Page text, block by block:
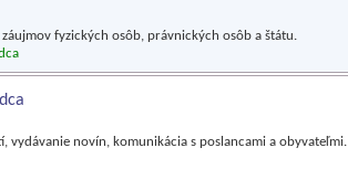
fyzických osôb, právnických osôb a štátu.
vydávanie novín, komunikácia s poslancami a obyvateľmi.